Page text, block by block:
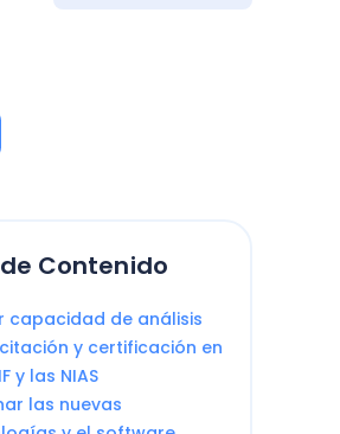
Contenido
capacidad de análisis
y certificación en
y las NIAS
las nuevas